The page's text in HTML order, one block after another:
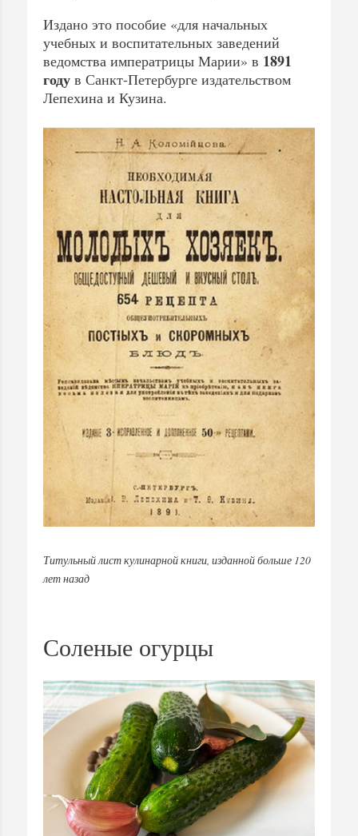
Издано это пособие «для начальных
учебных и воспитательных заведений
ведомства императрицы Марии» в 1891
году в Санкт-Петербурге издательством
Лепехина и Кузина.
Титульный лист кулинарной книги, изданной больше 120
лет назад
Соленые огурцы